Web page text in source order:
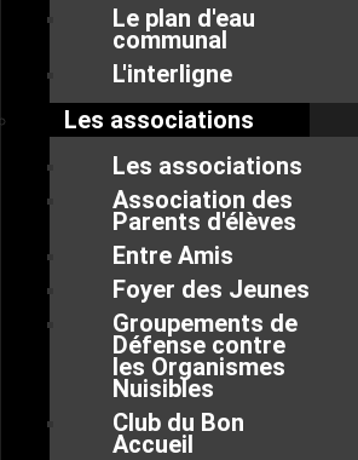
Le plan d'eau
communal
L'interligne
Les associations
Les associations
Association des
Parents d'élèves
Entre Amis
Foyer des Jeunes
Groupements de
Défense contre
les Organismes
Nuisibles
Club du Bon
Accueil